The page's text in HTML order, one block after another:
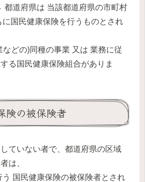
都道府県は 当該都道府県の市町村
に国民健康保険を行うものとされ
などの)同種の事業 又は 業務に従
る国民健康保険組合がありま
険の被保険者
ていない者で、都道府県の区域
は、
う 国民健康保険の被保険者とされ